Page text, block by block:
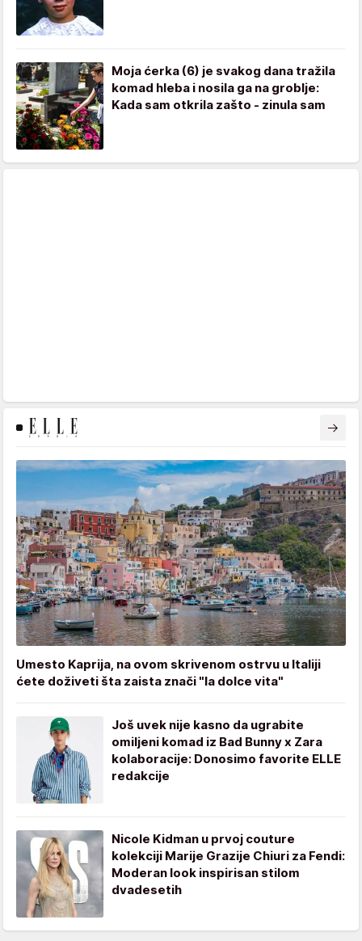
Moja ćerka (6) je svakog dana tražila
komad hleba i nosila ga na groblje:
Kada sam otkrila zašto - zinula sam
Umesto Kaprija, na ovom skrivenom ostrvu u Italiji
ćete doživeti šta zaista znači "la dolce vita"
Još uvek nije kasno da ugrabite
omiljeni komad iz Bad Bunny x Zara
kolaboracije: Donosimo favorite ELLE
redakcije
Nicole Kidman u prvoj couture
kolekciji Marije Grazije Chiuri za Fendi:
Moderan look inspirisan stilom
dvadesetih